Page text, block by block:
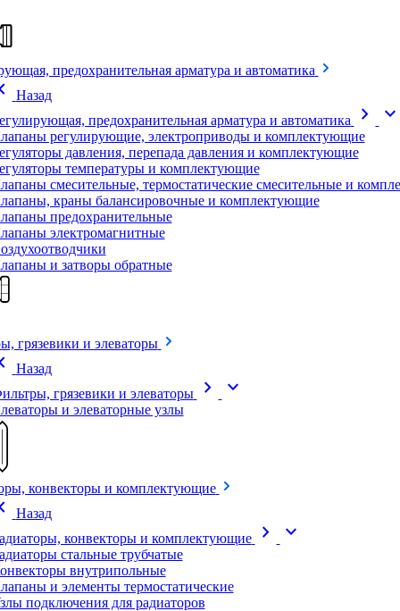
предохранительная арматура и автоматика
Назад
предохранительная арматура и автоматика
chevron_right expand_more
регулирующие, электроприводы и комплектующие
давления, перепада давления и комплектующие
температуры и комплектующие
смесительные, термостатические смесительные и
краны балансировочные и комплектующие
предохранительные
электромагнитные
и затворы обратные
грязевики и элеваторы
Назад
грязевики и элеваторы
chevron_right expand_more
и элеваторные узлы
конвекторы и комплектующие
Назад
конвекторы и комплектующие
chevron_right expand_more
стальные трубчатые
внутрипольные
и элементы термостатические
подключения для радиаторов